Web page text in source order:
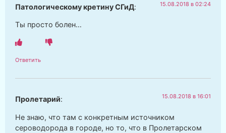
Патологическому кретину СГиД: 15.08.2018 в 02:24
Ты просто болен…
Ответить
Пролетарий: 15.08.2018 в 16:01
Не знаю, что там с конкретным источником
сероводорода в городе, но то, что в Пролетарском